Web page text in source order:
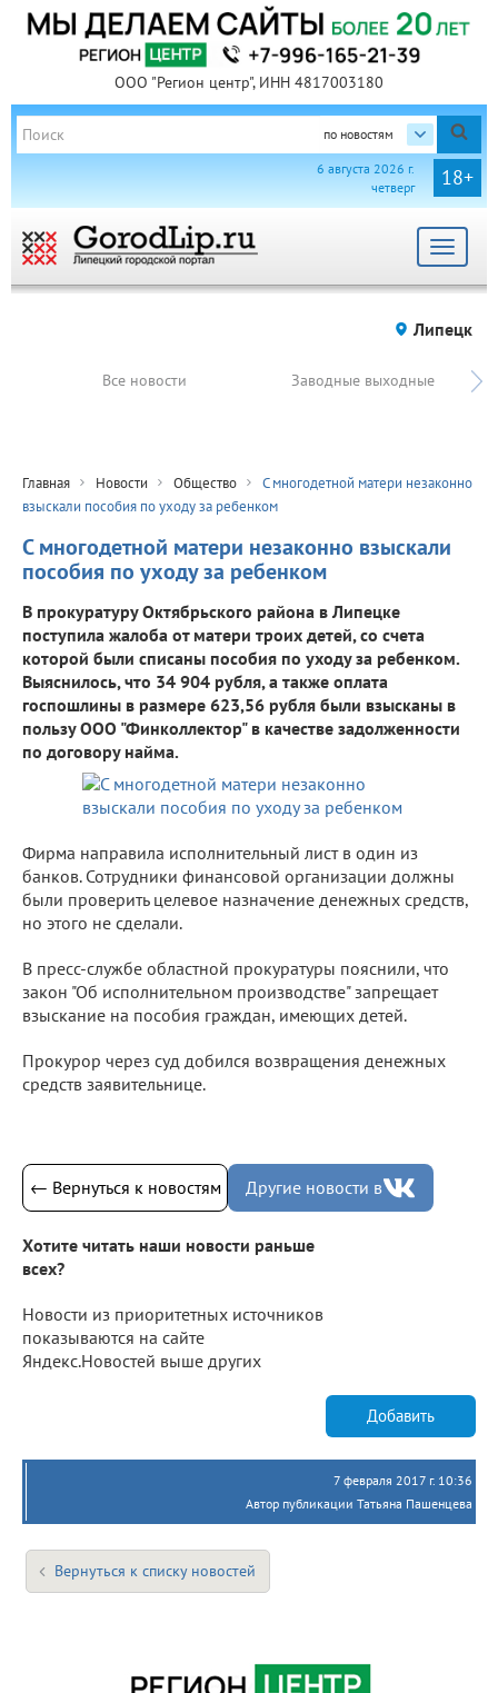
ООО "Регион центр", ИНН 4817003180
по новостям
18+
6 августа 2026 г.
четверг
Toggle
Липецк
Все новости Заводные выходные
Главная Новости Общество
С многодетной матери незаконно
взыскали пособия по уходу за ребенком
С многодетной матери незаконно взыскали
пособия по уходу за ребенком
В прокуратуру Октябрьского района в Липецке
поступила жалоба от матери троих детей, со счета
которой были списаны пособия по уходу за ребенком.
Выяснилось, что 34 904 рубля, а также оплата
госпошлины в размере 623,56 рубля были взысканы в
пользу ООО "Финколлектор" в качестве задолженности
по договору найма.
Фирма направила исполнительный лист в один из
банков. Сотрудники финансовой организации должны
были проверить целевое назначение денежных средств,
но этого не сделали.
В пресс-службе областной прокуратуры пояснили, что
закон "Об исполнительном производстве" запрещает
взыскание на пособия граждан, имеющих детей.
Прокурор через суд добился возвращения денежных
средств заявительнице.
← Вернуться к новостям Другие новости в
Хотите читать наши новости раньше
всех?
Новости из приоритетных источников
показываются на сайте
Яндекс.Новостей выше других
Добавить
7 февраля 2017 г. 10:36
Автор публикации Татьяна Пашенцева
Вернуться к списку новостей